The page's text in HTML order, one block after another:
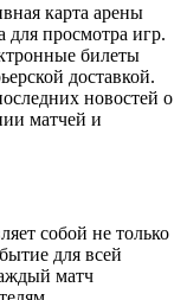
карта арены
для просмотра игр.
билеты
доставкой.
новостей о
матчей и
собой не только
для всей
матч